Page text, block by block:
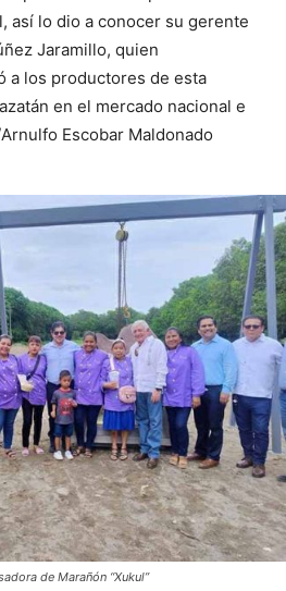
así lo dio a conocer su gerente
Jaramillo, quien
a los productores de esta
en el mercado nacional e
Escobar Maldonado
de Marañón “Xukul”